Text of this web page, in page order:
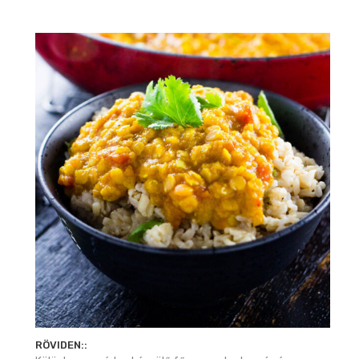
RÖVIDEN::